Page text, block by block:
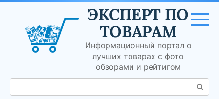
Перейти
контенту
ЭКСПЕРТ ПО
ТОВАРАМ
Информационный портал о
лучших товарах с фото
обзорами и рейтигом
Поиск: